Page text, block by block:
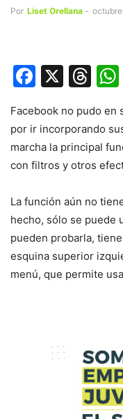
Por Liset Orellana -
X
Facebook no pudo en
por ir incorporando
marcha la principal
con filtros y otros
La función aún no
hecho, sólo se puede
pueden probarla,
esquina superior
menú, que permite